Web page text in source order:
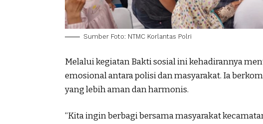
Sumber Foto: NTMC Korlantas Polri
Melalui kegiatan Bakti sosial ini kehadirannya
emosional antara polisi dan masyarakat. Ia
yang lebih aman dan harmonis.
“Kita ingin berbagi bersama masyarakat